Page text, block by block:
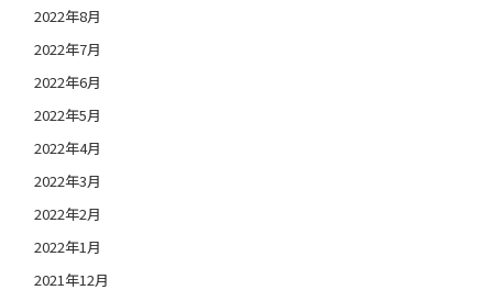
2022年8月
2022年7月
2022年6月
2022年5月
2022年4月
2022年3月
2022年2月
2022年1月
2021年12月